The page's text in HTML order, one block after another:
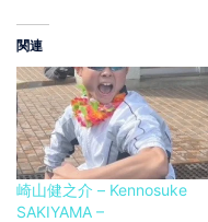
関連
崎山健之介 – Kennosuke
SAKIYAMA –